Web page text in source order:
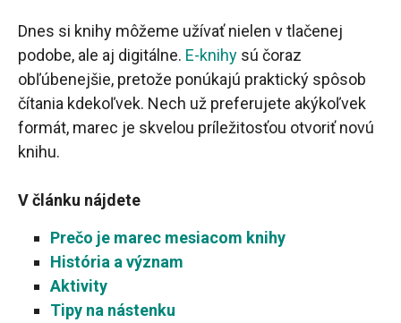
Dnes si knihy môžeme užívať nielen v tlačenej
podobe, ale aj digitálne. E-knihy sú čoraz
obľúbenejšie, pretože ponúkajú praktický spôsob
čítania kdekoľvek. Nech už preferujete akýkoľvek
formát, marec je skvelou príležitosťou otvoriť novú
knihu.
V článku nájdete
Prečo je marec mesiacom knihy
História a význam
Aktivity
Tipy na nástenku